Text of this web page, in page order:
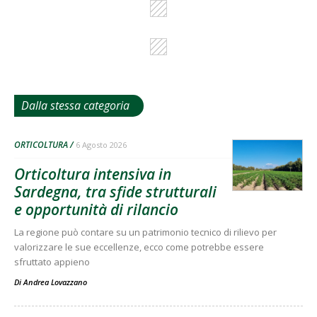
Dalla stessa categoria
ORTICOLTURA 6 Agosto 2026
Orticoltura intensiva in
Sardegna, tra sfide strutturali
e opportunità di rilancio
La regione può contare su un patrimonio tecnico di rilievo per
valorizzare le sue eccellenze, ecco come potrebbe essere
sfruttato appieno
Di Andrea Lovazzano